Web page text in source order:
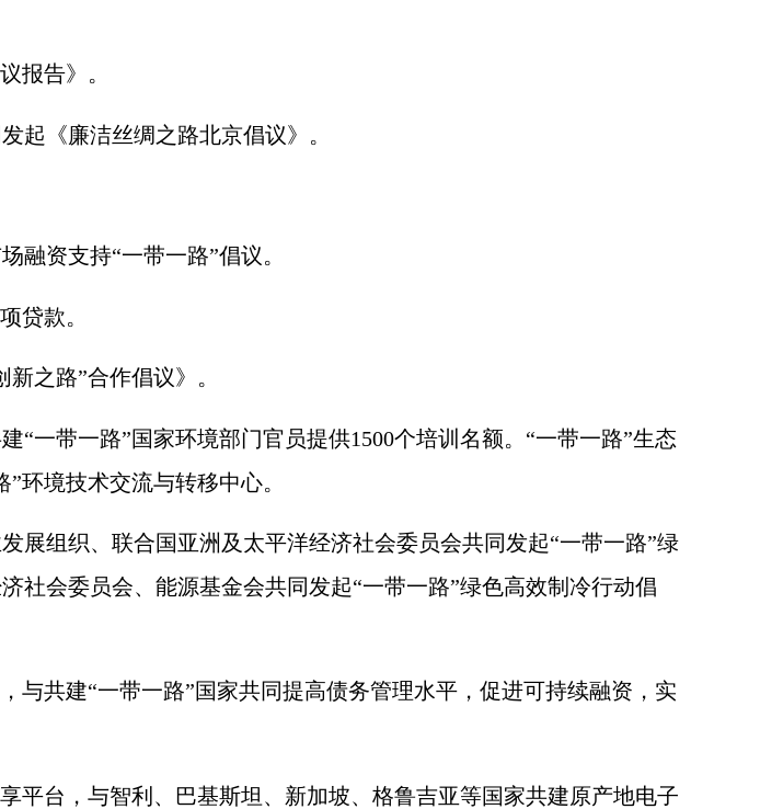
报告》。
《廉洁丝绸之路北京倡议》。
资支持“一带一路”倡议。
贷款。
之路”合作倡议》。
一带一路”国家环境部门官员提供1500个培训名额。“一带一路”生态
环境技术交流与转移中心。
组织、联合国亚洲及太平洋经济社会委员会共同发起“一带一路”绿
社会委员会、能源基金会共同发起“一带一路”绿色高效制冷行动倡
共建“一带一路”国家共同提高债务管理水平，促进可持续融资，实
台，与智利、巴基斯坦、新加坡、格鲁吉亚等国家共建原产地电子